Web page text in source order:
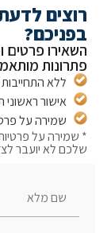
לדעת
מותאמים
ללא התחייבות מצדכם
אישור ראשוני תוך 24 שעות
שמירה על
על פרטיותכם
לא יועבר לצד ג'.